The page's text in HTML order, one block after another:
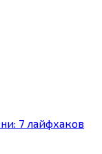
7 лайфхаков